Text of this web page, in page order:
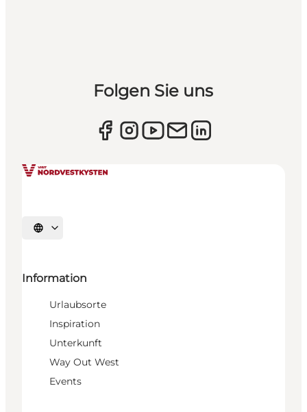
Folgen Sie uns
Sprache auswählen
Information
Urlaubsorte
Inspiration
Unterkunft
Way Out West
Events